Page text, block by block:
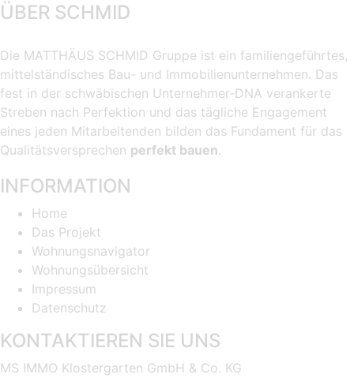
ÜBER SCHMID
Die MATTHÄUS SCHMID Gruppe ist ein familiengeführtes,
mittelständisches Bau- und Immobilienunternehmen. Das
fest in der schwäbischen Unternehmer-DNA verankerte
Streben nach Perfektion und das tägliche Engagement
eines jeden Mitarbeitenden bilden das Fundament für das
Qualitätsversprechen perfekt bauen.
INFORMATION
Home
Das Projekt
Wohnungsnavigator
Wohnungsübersicht
Impressum
Datenschutz
KONTAKTIEREN SIE UNS
MS IMMO Klostergarten GmbH & Co. KG